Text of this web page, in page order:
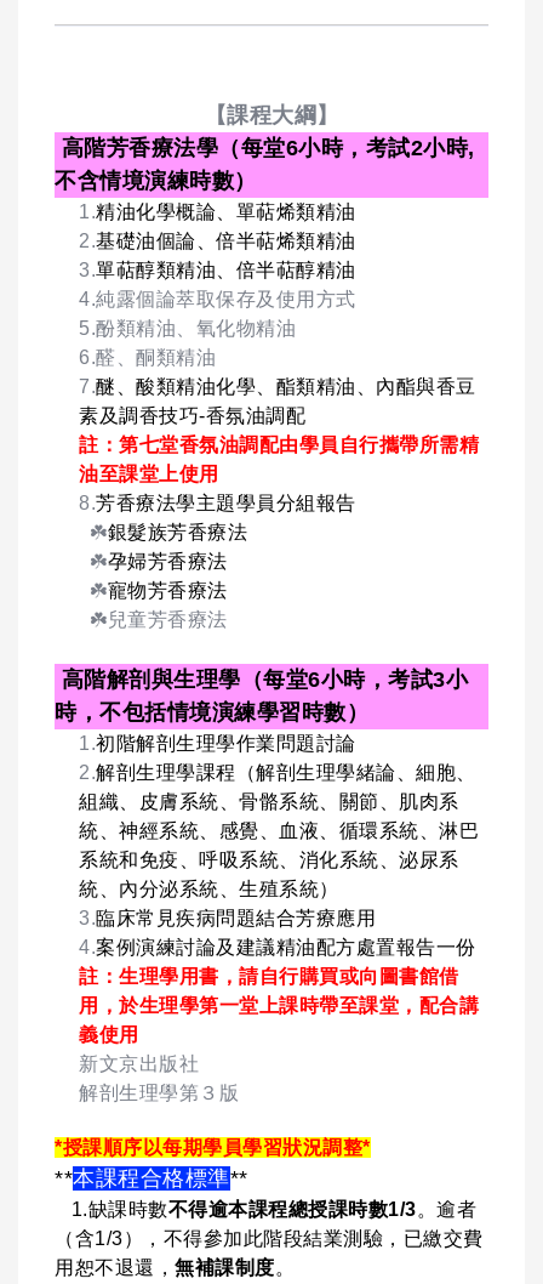
【課程大綱】
高階芳香療法學（每堂6小時，考試2小時,
不含情境演練時數）
1.精油化學概論、單萜烯類精油
2.基礎油個論、倍半萜烯類精油
3.單萜醇類精油、倍半萜醇精油
4.純露個論萃取保存及使用方式
5.酚類精油、氧化物精油
6.醛、酮類精油
7.醚、酸類精油化學、酯類精油、內酯與香豆
素及調香技巧-香氛油調配
註：第七堂香氛油調配由學員自行攜帶所需精
油至課堂上使用
8.芳香療法學主題學員分組報告
☘️銀髮族芳香療法
☘️孕婦芳香療法
☘️寵物芳香療法
☘️兒童芳香療法
高階解剖與生理學（每堂6小時，考試3小
時，不包括情境演練學習時數）
1.初階解剖生理學作業問題討論
2.解剖生理學課程（解剖生理學緒論、細胞、
組織、皮膚系統、骨骼系統、關節、肌肉系
統、神經系統、感覺、血液、循環系統、淋巴
系統和免疫、呼吸系統、消化系統、泌尿系
統、內分泌系統、生殖系統）
3.臨床常見疾病問題結合芳療應用
4.案例演練討論及建議精油配方處置報告一份
註：生理學用書，請自行購買或向圖書館借
用，於生理學第一堂上課時帶至課堂，配合講
義使用
新文京出版社
解剖生理學第３版
*授課順序以每期學員學習狀況調整*
**本課程合格標準**
1.缺課時數不得逾本課程總授課時數1/3。逾者
（含1/3），不得參加此階段結業測驗，已繳交費
用恕不退還， 無補課制度。